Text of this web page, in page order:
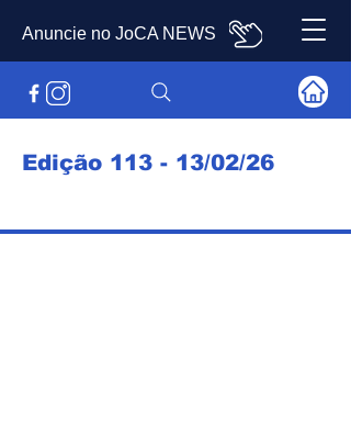
Anuncie no JoCA NEWS
Edição 113 - 13/02/26